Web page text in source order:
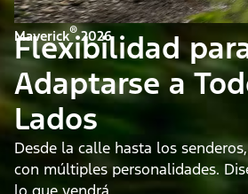
Maverick®2026
Flexibilidad
Adaptarse a
Lados
Desde la calle hasta los
con múltiples personalidades.